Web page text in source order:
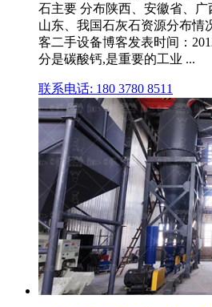
石主要 分布陕西、安徽省、广
山东、我国石灰石资源分布情
客二手设备博客发表时间：
分是碳酸钙,是重要的工业 ...
联系电话: 180 3780 8511